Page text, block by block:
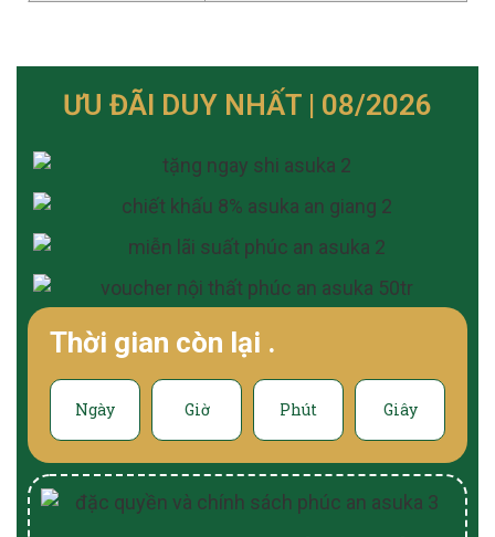
ƯU ĐÃI DUY NHẤT | 08/2026
Thời gian còn lại .
Ngày Giờ Phút Giây